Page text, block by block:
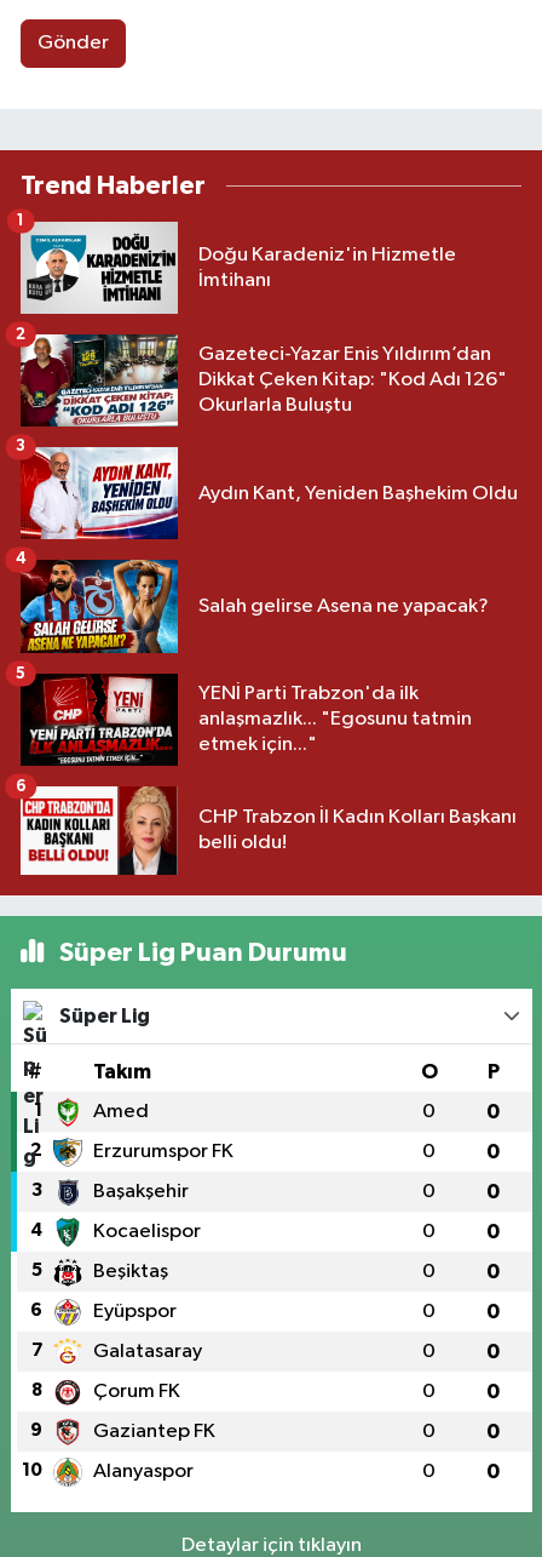
Gönder
Trend Haberler
Doğu Karadeniz'in Hizmetle
İmtihanı
1
Gazeteci-Yazar Enis Yıldırım’dan
Dikkat Çeken Kitap: "Kod Adı 126"
Okurlarla Buluştu
2
Aydın Kant, Yeniden Başhekim Oldu
3
Salah gelirse Asena ne yapacak?
4
YENİ Parti Trabzon'da ilk
anlaşmazlık... "Egosunu tatmin
etmek için..."
5
CHP Trabzon İl Kadın Kolları Başkanı
belli oldu!
6
Süper Lig Puan Durumu
Süper Lig
# Takım O P
1 Amed 0 0
2 Erzurumspor FK 0 0
3 Başakşehir 0 0
4 Kocaelispor 0 0
5 Beşiktaş 0 0
6 Eyüpspor 0 0
7 Galatasaray 0 0
8 Çorum FK 0 0
9 Gaziantep FK 0 0
10 Alanyaspor 0 0
Detaylar için tıklayın